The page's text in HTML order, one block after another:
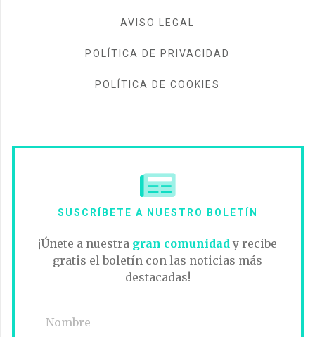
AVISO LEGAL
POLÍTICA DE PRIVACIDAD
POLÍTICA DE COOKIES
SUSCRÍBETE A NUESTRO BOLETÍN
¡Únete a nuestra gran comunidad y recibe
gratis el boletín con las noticias más
destacadas!